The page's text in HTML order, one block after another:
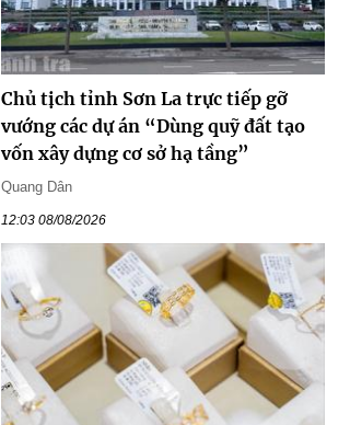
Chủ tịch tỉnh Sơn La trực tiếp gỡ
vướng các dự án “Dùng quỹ đất tạo
vốn xây dựng cơ sở hạ tầng”
Quang Dân
12:03 08/08/2026